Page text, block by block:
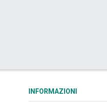
INFORMAZIONI